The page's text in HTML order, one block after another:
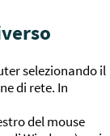
selezionando il
di rete. In
del mouse